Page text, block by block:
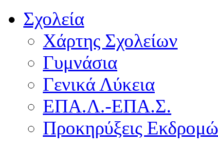
Σχολεία
Χάρτης Σχολείων
Γυμνάσια
Γενικά Λύκεια
ΕΠΑ.Λ.-ΕΠΑ.Σ.
Προκηρύξεις